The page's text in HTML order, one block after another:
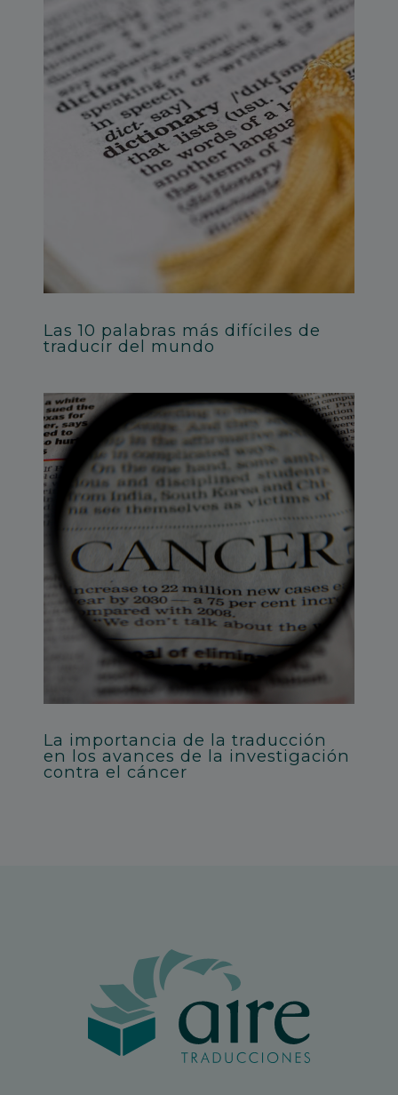
Las 10 palabras más difíciles de
traducir del mundo
La importancia de la traducción
en los avances de la investigación
contra el cáncer